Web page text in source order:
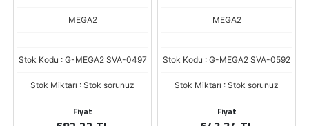
MEGA2
Stok Kodu : G-MEGA2 SVA-0497
Stok Miktarı : Stok sorunuz
Fiyat
MEGA2
Stok Kodu : G-MEGA2 SVA-0592
Stok Miktarı : Stok sorunuz
Fiyat